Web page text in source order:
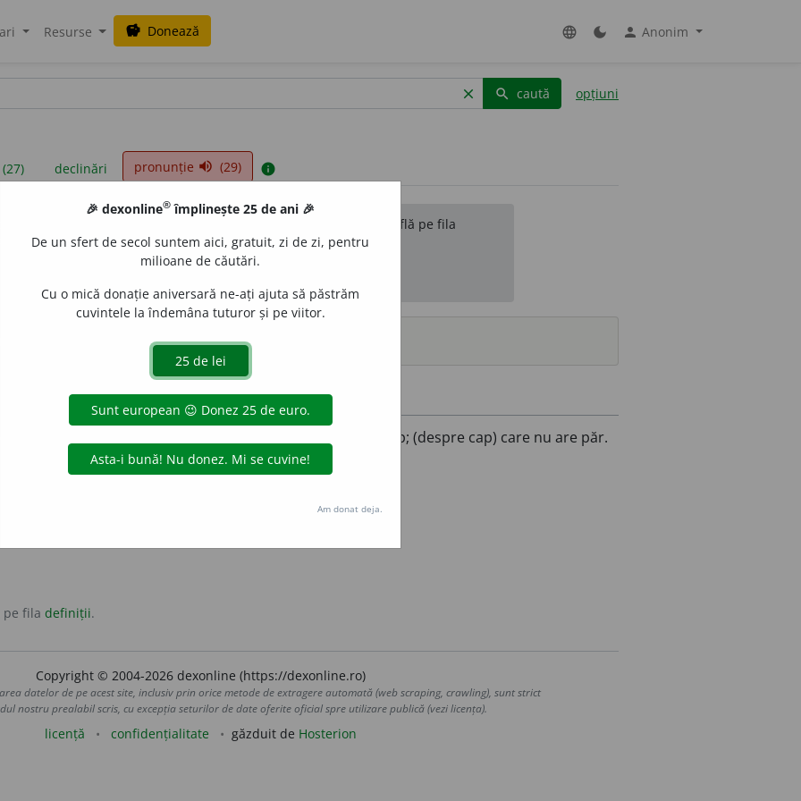
Resurse savings Donează language dark_mode person Anonim
clear search caută opțiuni
declinări pronunție volume_up (29) info
sunt compilate de echipa dexonline. Definițiile originale se află pe fila
reordona filele pe pagina depreferințe.
surse
Care are chelie, căruia i-a căzut (tot) părul de pe cap; (despre cap) care nu are păr.
Care nu are vegetație.
pe fila definiții.
Copyright © 2004-2026 dexonline (https://dexonline.ro)
datelor de pe acest site, inclusiv prin orice metode de extragere automată (web scraping, crawling), sunt strict
nostru prealabil scris, cu excepția seturilor de date oferite oficial spre utilizare publică (vezi licența).
licență confidențialitate găzduit de Hosterion
🎉 dexonline® împlinește 25 de ani 🎉
De un sfert de secol suntem aici, gratuit, zi de zi, pentru
milioane de căutări.
Cu o mică donație aniversară ne-ați ajuta să păstrăm
cuvintele la îndemâna tuturor și pe viitor.
Am donat deja.